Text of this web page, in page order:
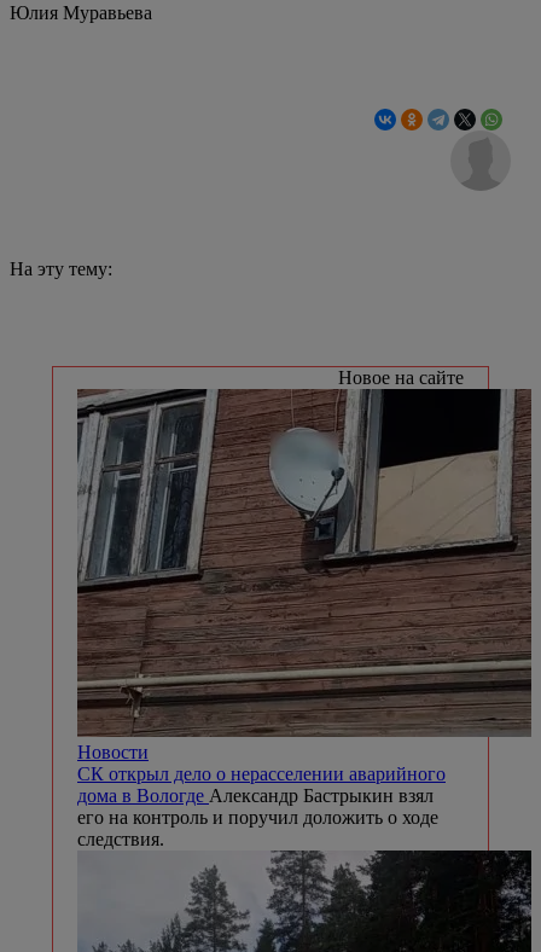
Юлия Муравьева
На эту тему:
Новое на сайте
Новости
СК открыл дело о нерасселении аварийного
дома в Вологде Александр Бастрыкин взял
его на контроль и поручил доложить о ходе
следствия.